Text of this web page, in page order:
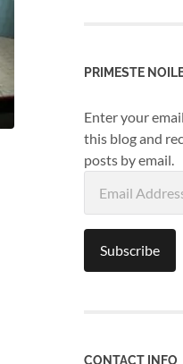
PRIMESTE
Enter your
this blog and
posts by email.
Address
Subscribe
CONTACT INFO